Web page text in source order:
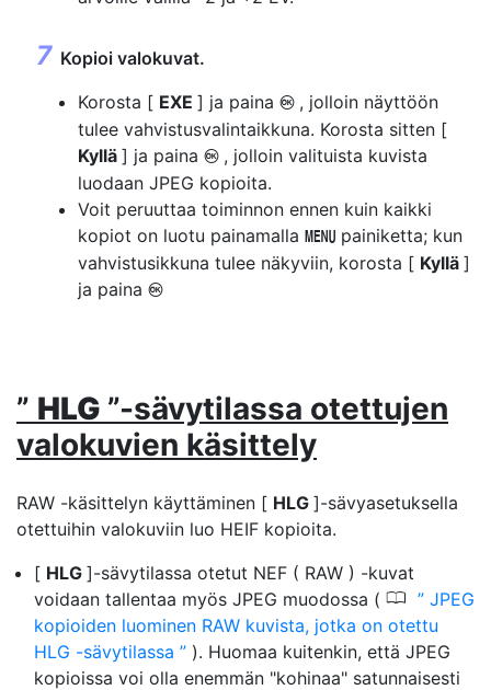
Kopioi valokuvat.
Korosta [ EXE ] ja paina J , jolloin näyttöön
tulee vahvistusvalintaikkuna. Korosta sitten [
Kyllä ] ja paina J , jolloin valituista kuvista
luodaan JPEG kopioita.
Voit peruuttaa toiminnon ennen kuin kaikki
kopiot on luotu painamalla G painiketta; kun
vahvistusikkuna tulee näkyviin, korosta [ Kyllä ]
ja paina J
” HLG ”-sävytilassa otettujen
valokuvien käsittely
RAW -käsittelyn käyttäminen [ HLG ]-sävyasetuksella
otettuihin valokuviin luo HEIF kopioita.
[ HLG ]-sävytilassa otetut NEF ( RAW ) -kuvat
voidaan tallentaa myös JPEG muodossa ( 0
JPEG
kopioiden luominen RAW kuvista, jotka on otettu
HLG -sävytilassa
). Huomaa kuitenkin, että JPEG
kopioissa voi olla enemmän "kohinaa" satunnaisesti